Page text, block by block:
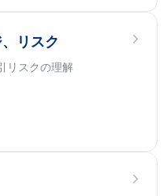
リスク
リスクの理解